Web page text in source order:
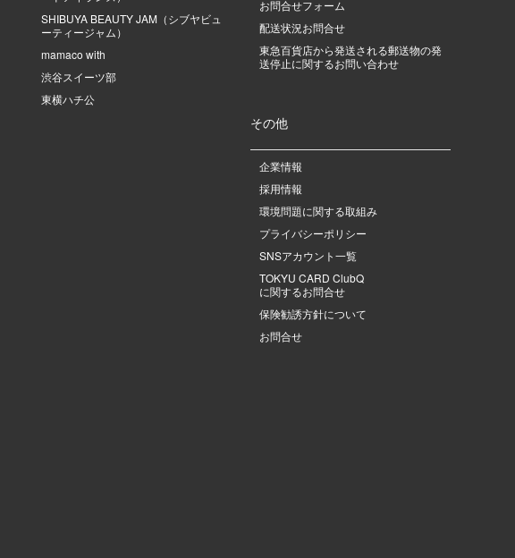
SHIBUYA BEAUTY JAM（シブヤビュ
ーティージャム）
mamaco with
渋谷スイーツ部
東横ハチ公
お問合せフォーム
配送状況お問合せ
東急百貨店から発送される郵送物の発
送停止に関するお問い合わせ
その他
企業情報
採用情報
環境問題に関する取組み
プライバシーポリシー
SNSアカウント一覧
TOKYU CARD ClubQ
に関するお問合せ
保険勧誘方針について
お問合せ